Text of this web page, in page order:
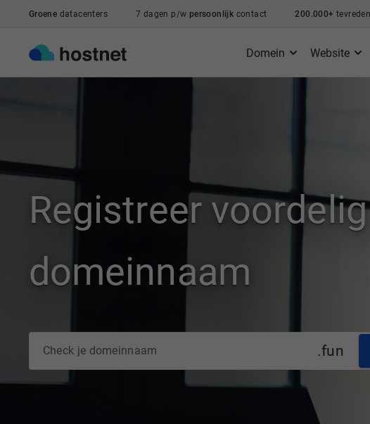
Ga naar de hoofdinhoud
Groene datacenters 7 dagen p/w persoonlijk contact 200.000+
Domein Website
Registreer
domeinnaam
.fun